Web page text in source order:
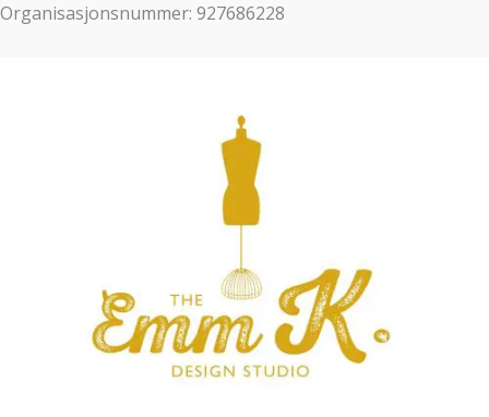
Organisasjonsnummer: 927686228